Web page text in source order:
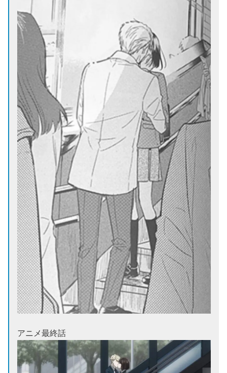
アニメ最終話